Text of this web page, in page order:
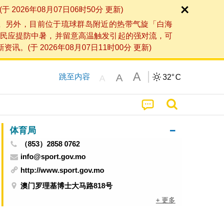
2026年08月07日06时50分 更新)
外，目前位于琉球群岛附近的热带气旋「白海
应提防中暑，并留意高温触发引起的强对流，可
讯。(于 2026年08月07日11时00分 更新)
跳至内容 A A A 32°C
体育局
（853）2858 0762
info@sport.gov.mo
http://www.sport.gov.mo
澳门罗理基博士大马路818号
+ 更多